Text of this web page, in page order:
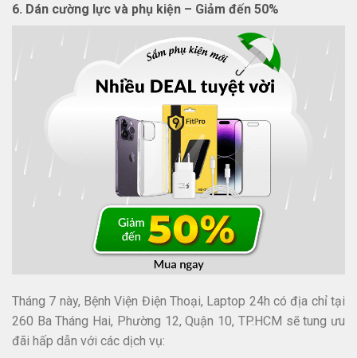
6. Dán cường lực và phụ kiện – Giảm đến 50%
Tháng 7 này, Bệnh Viện Điện Thoại, Laptop 24h có địa chỉ tại
260 Ba Tháng Hai, Phường 12, Quận 10, TP.HCM sẽ tung ưu
đãi hấp dẫn với các dịch vụ: